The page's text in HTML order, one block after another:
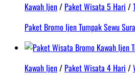
Kawah Ijen/ Paket Wisata 5 Hari /
Paket Bromo Ijen Tumpak Sewu
Kawah Ijen/ Paket Wisata 4 Hari /